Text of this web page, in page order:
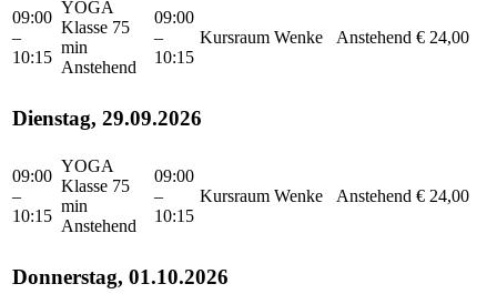
09:00
–
10:15
YOGA
Klasse 75
min
Anstehend
09:00
–
10:15
Kursraum Wenke Anstehend € 24,00
Dienstag, 29.09.2026
09:00
–
10:15
YOGA
Klasse 75
min
Anstehend
09:00
–
10:15
Kursraum Wenke Anstehend € 24,00
Donnerstag, 01.10.2026